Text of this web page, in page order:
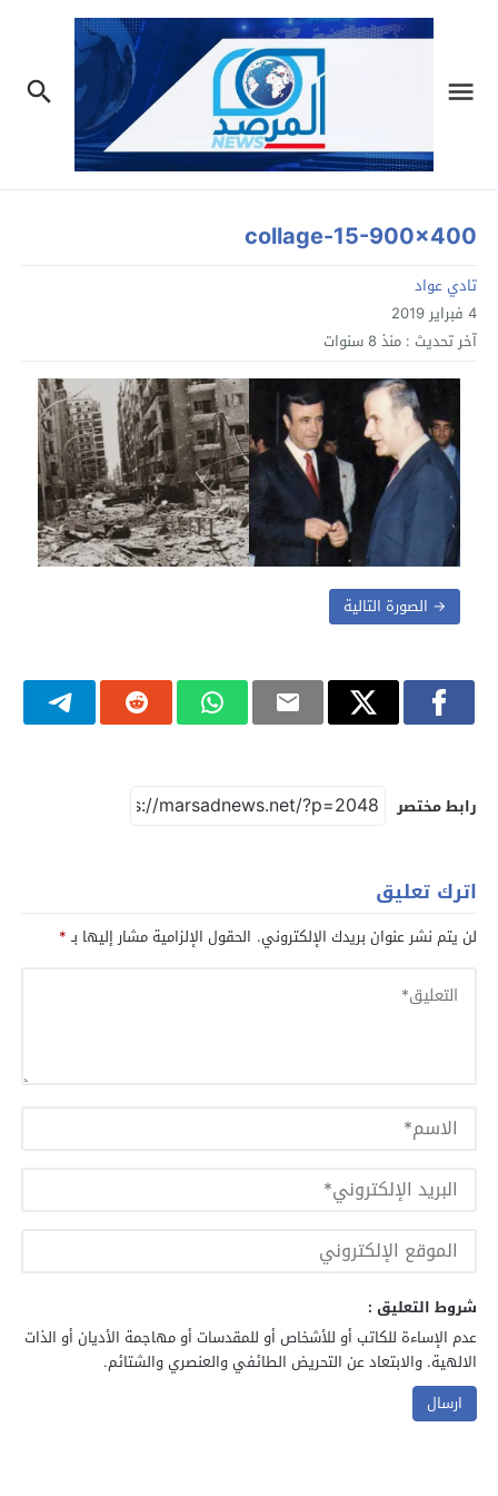
collage-15-900×400
تادي عواد
4 فبراير 2019
آخر تحديث : منذ 8 سنوات
→ الصورة التالية
رابط مختصر
اترك تعليق
لن يتم نشر عنوان بريدك الإلكتروني. الحقول الإلزامية مشار إليها بـ*
شروط التعليق :
عدم الإساءة للكاتب أو للأشخاص أو للمقدسات أو مهاجمة الأديان أو الذات
الالهية. والابتعاد عن التحريض الطائفي والعنصري والشتائم.